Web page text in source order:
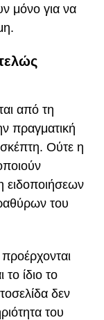
μόνο για να
από τη
πραγματική
Ούτε η
ειδοποιήσεων
του
ίδιο το
δεν
του